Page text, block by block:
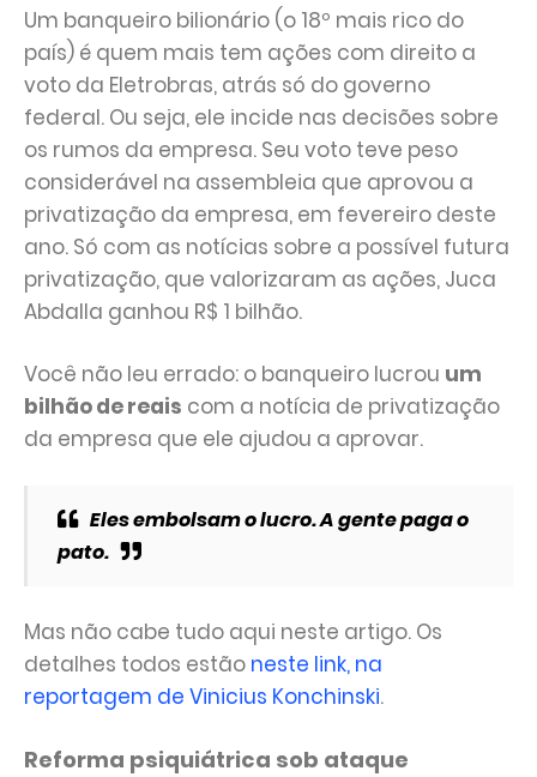
Um banqueiro bilionário (o 18º mais rico do
país) é quem mais tem ações com direito a
voto da Eletrobras, atrás só do governo
federal. Ou seja, ele incide nas decisões sobre
os rumos da empresa. Seu voto teve peso
considerável na assembleia que aprovou a
privatização da empresa, em fevereiro deste
ano. Só com as notícias sobre a possível futura
privatização, que valorizaram as ações, Juca
Abdalla ganhou R$ 1 bilhão.
Você não leu errado: o banqueiro lucrou um
bilhão de reais com a notícia de privatização
da empresa que ele ajudou a aprovar.
Eles embolsam o lucro. A gente paga o
pato.
Mas não cabe tudo aqui neste artigo. Os
detalhes todos estão neste link, na
reportagem de Vinicius Konchinski.
Reforma psiquiátrica sob ataque